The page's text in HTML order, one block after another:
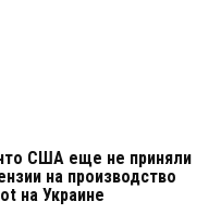
США еще не приняли
на производство
на Украине